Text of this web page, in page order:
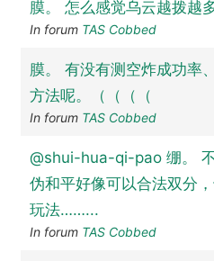
膜。 怎么感觉乌云越拨越
In forum TAS Cobbed
膜。 有没有测空炸成功率、尾炸伤、矿工伤之类的
方法呢。（（（（
In forum TAS Cobbed
@shui-hua-qi-pao 绷。 不过话说回来，用frs造
伪和平好像可以合法双分
玩法……...
In forum TAS Cobbed